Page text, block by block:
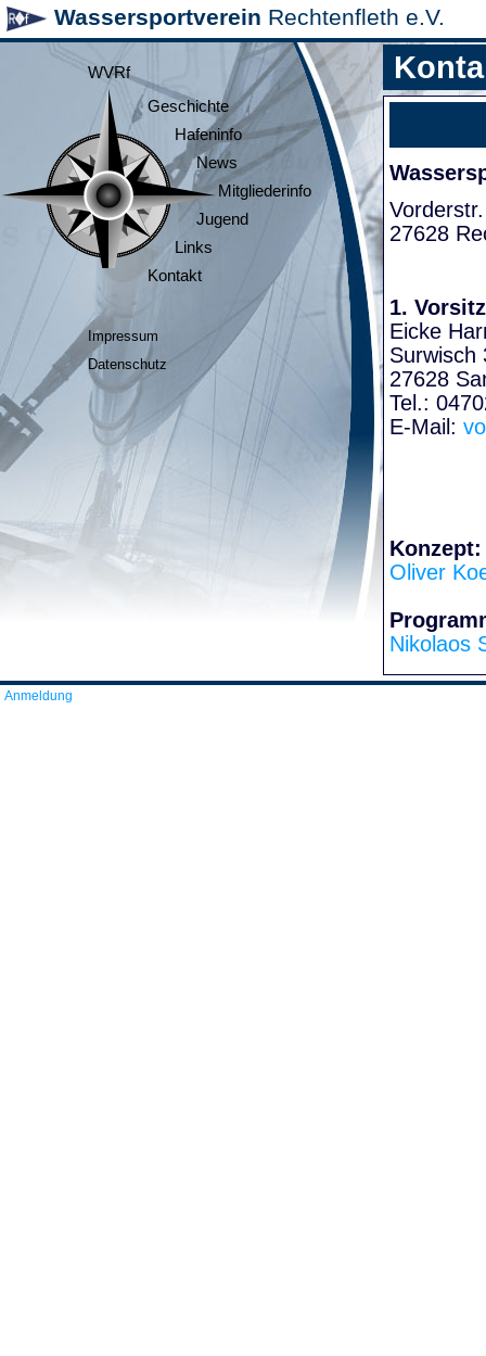
Wassersportverein Rechtenfleth e.V.
WVRf
Geschichte
Hafeninfo
News
Mitgliederinfo
Jugend
Links
Kontakt
Impressum
Datenschutz
27628
1.
Eicke
Surwisch
27628
Tel.:
E-Mail:
Konzept:
Oliver
Nikolaos
Anmeldung